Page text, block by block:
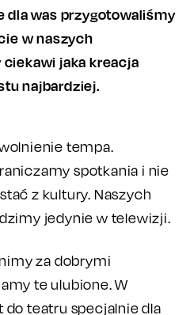
dla was przygotowaliśmy
w naszych
jaka kreacja
najbardziej.
tempa.
spotkania i nie
z kultury. Naszych
jedynie w telewizji.
za dobrymi
te ulubione. W
teatru specjalnie dla